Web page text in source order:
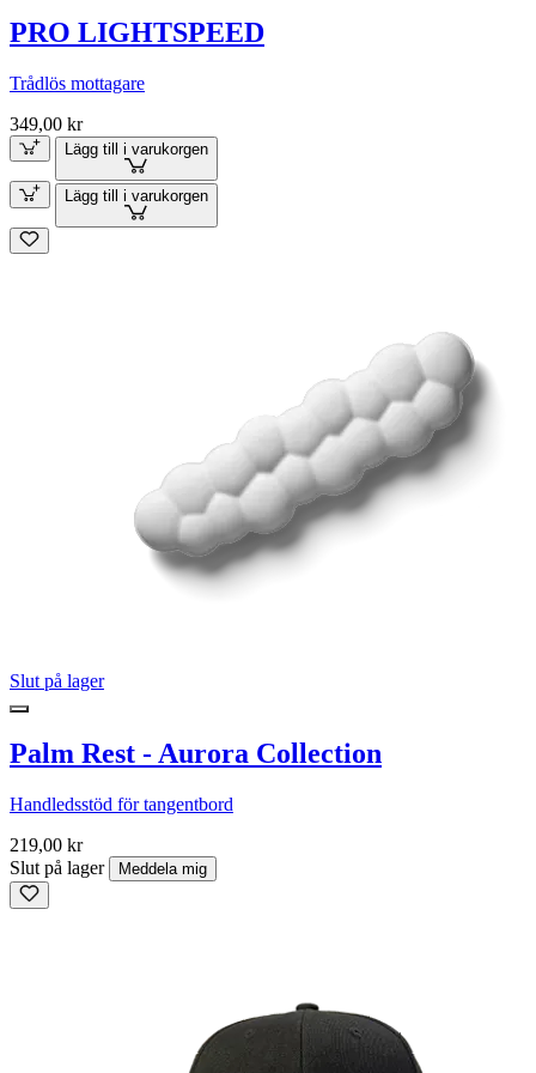
PRO LIGHTSPEED
Trådlös mottagare
349,00 kr
Lägg till i varukorgen
Lägg till i varukorgen
Slut på lager
Palm Rest - Aurora Collection
Handledsstöd för tangentbord
219,00 kr
Slut på lager
Meddela mig